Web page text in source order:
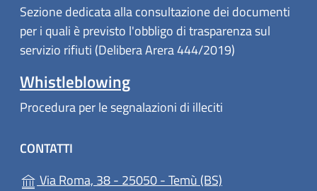
Sezione dedicata alla consultazione dei documenti
per i quali è previsto l'obbligo di trasparenza sul
servizio rifiuti (Delibera Arera 444/2019)
Whistleblowing
Procedura per le segnalazioni di illeciti
CONTATTI
Via Roma, 38 - 25050 - Temù (BS)